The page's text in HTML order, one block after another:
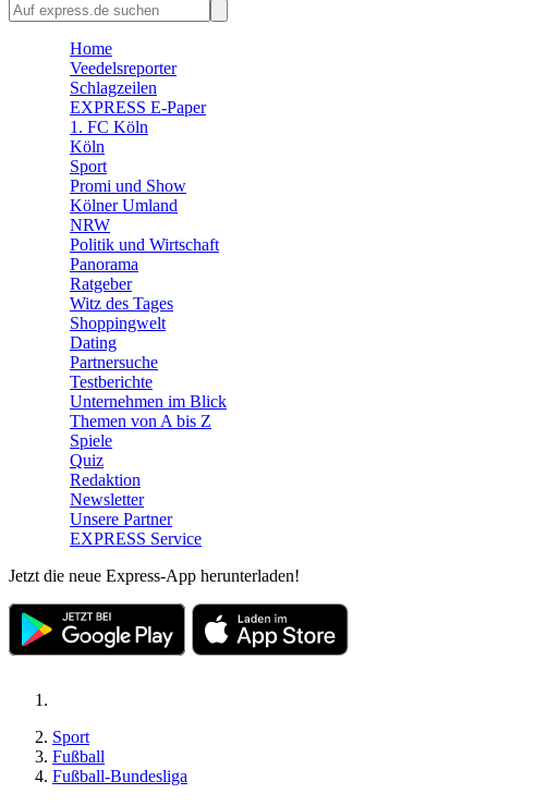
🛒 Shoppingwelt
Home
Veedelsreporter
Schlagzeilen
EXPRESS E-Paper
1. FC Köln
Köln
Sport
Promi und Show
Kölner Umland
NRW
Politik und Wirtschaft
Panorama
Ratgeber
Witz des Tages
Shoppingwelt
Dating
Partnersuche
Testberichte
Unternehmen im Blick
Themen von A bis Z
Spiele
Quiz
Redaktion
Newsletter
Unsere Partner
EXPRESS Service
Jetzt die neue Express-App herunterladen!
Sport
Fußball
Fußball-Bundesliga